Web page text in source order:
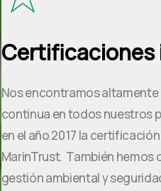
Certificaciones
Nos encontramos
continua en todos nuestros
en el año 2017 la
MarinTrust. También
gestión ambiental y